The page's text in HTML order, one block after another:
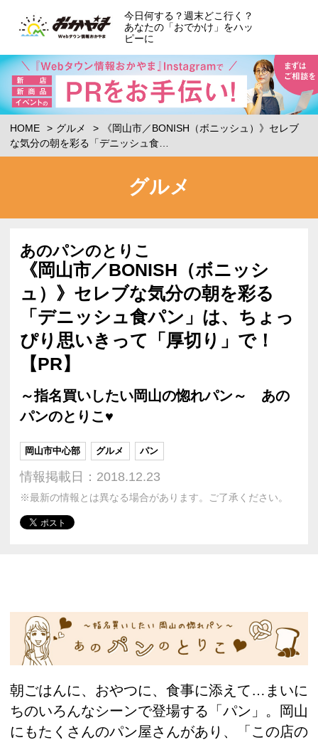
今日何する？週末どこ行く？
あなたの「おでかけ」をハッ
ピーに
HOME グルメ
《岡山市／BONISH（ボニッシュ）》セレブ
な気分の朝を彩る「デニッシュ食…
グルメ
あのパンのとりこ
《岡山市／BONISH（ボニッシ
ュ）》セレブな気分の朝を彩る
「デニッシュ食パン」は、ちょっ
ぴり思いきって「厚切り」で！
【PR】
～指名買いしたい岡山の惚れパン～ あの
パンのとりこ♥
岡山市中心部 グルメ パン
情報掲載日：2018.12.23
※最新の情報とは異なる場合があります。ご了承ください。
朝ごはんに、おやつに、食事に添えて…まいに
ちのいろんなシーンで登場する「パン」。岡山
にもたくさんのパン屋さんがあり、「この店の